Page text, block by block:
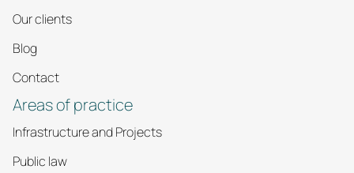
Our clients
Blog
Contact
Areas of practice
Infrastructure and Projects
Public law